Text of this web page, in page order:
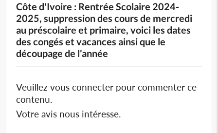
Côte d'Ivoire : Rentrée Scolaire 2024-
2025, suppression des cours de mercredi
au préscolaire et primaire, voici les dates
des congés et vacances ainsi que le
découpage de l'année
Veuillez vous connecter pour commenter ce
contenu.
Votre avis nous intéresse.